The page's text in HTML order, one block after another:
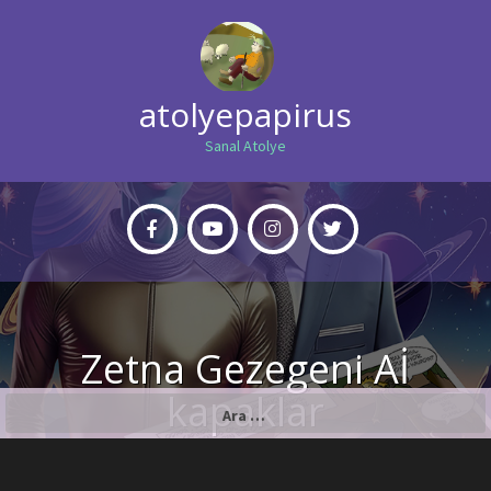
atolyepapirus
Sanal Atolye
Zetna Gezegeni Aİ
kapaklar